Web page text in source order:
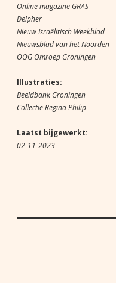
Online magazine GRAS
Delpher
Nieuw Israëlitisch Weekblad
Nieuwsblad van het Noorden
OOG Omroep Groningen
Illustraties:
Beeldbank Groningen
Collectie Regina Philip
Laatst bijgewerkt:
02-11-2023